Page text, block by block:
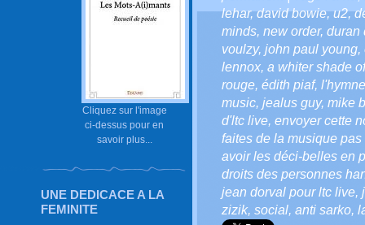
Cliquez sur l'image
ci-dessus pour en
savoir plus...
UNE DEDICACE A LA
FEMINITE
lehar,david bowie,u2,
minds, new order, duran
voulzy, john paul young,
lennox, a whiter shade
rouge, édith piaf,
music, jealus guy, mike
d'ltc live, envoyer cette
faites de la musique
avoir les déci-belles en
droits des personnes
jean dorval pour ltc live,
zizik, social, anti sarko,